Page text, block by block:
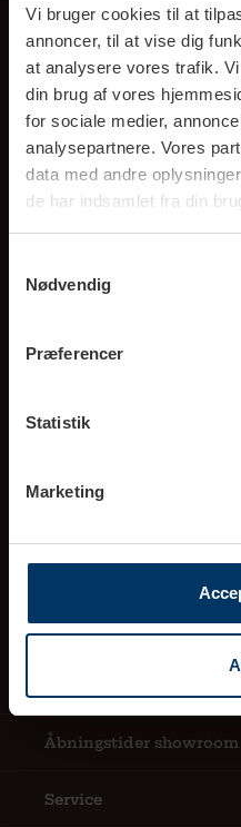
Vi bruger cookies til at
annoncer, til at vise dig
at analysere vores trafik.
din brug af vores
for sociale medier,
analysepartnere. Vores
data med andre
de har indsamlet fra din
Nødvendig
Præferencer
Statistik
Marketing
Brug for
Gå til
Åbningstider showroom
Service